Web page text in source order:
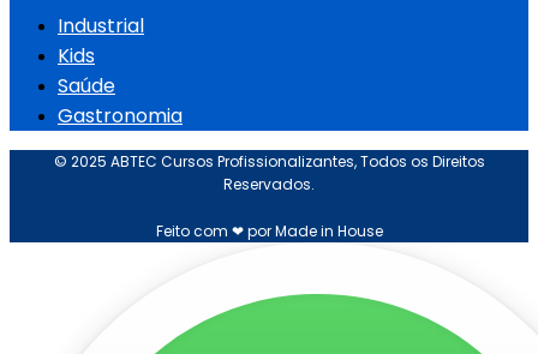
Industrial
Kids
Saúde
Gastronomia
© 2025 ABTEC Cursos Profissionalizantes, Todos os Direitos
Reservados.
Feito com ❤ por Made in House